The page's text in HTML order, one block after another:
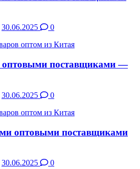
30.06.2025
0
оптом из Китая
оптовыми поставщиками —
30.06.2025
0
оптом из Китая
оптовыми поставщиками
30.06.2025
0